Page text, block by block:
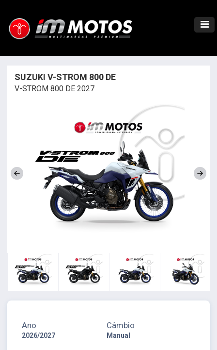
SUZUKI V-STROM 800 DE
V-STROM 800 DE 2027
Ano
2026/2027
Câmbio
Manual